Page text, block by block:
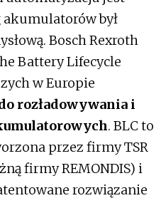
był
Bosch Rexroth
Battery Lifecycle
w Europie
rozładowywania i
. BLC to
przez firmy TSR
firmy REMONDIS) i
rozwiązanie